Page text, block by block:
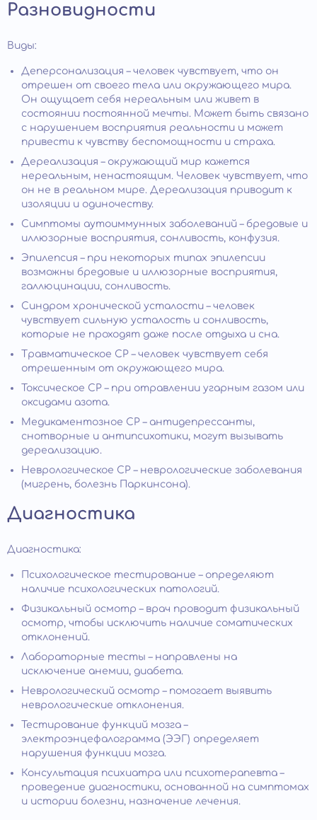
Разновидности
Виды:
Деперсонализация – человек чувствует, что он
отрешен от своего тела или окружающего мира.
Он ощущает себя нереальным или живет в
состоянии постоянной мечты. Может быть связано
с нарушением восприятия реальности и может
привести к чувству беспомощности и страха.
Дереализация – окружающий мир кажется
нереальным, ненастоящим. Человек чувствует, что
он не в реальном мире. Дереализация приводит к
изоляции и одиночеству.
Симптомы аутоиммунных заболеваний – бредовые и
иллюзорные восприятия, сонливость, конфузия.
Эпилепсия – при некоторых типах эпилепсии
возможны бредовые и иллюзорные восприятия,
галлюцинации, сонливость.
Синдром хронической усталости – человек
чувствует сильную усталость и сонливость,
которые не проходят даже после отдыха и сна.
Травматическое СР – человек чувствует себя
отрешенным от окружающего мира.
Токсическое СР – при отравлении угарным газом или
оксидами азота.
Медикаментозное СР – антидепрессанты,
снотворные и антипсихотики, могут вызывать
дереализацию.
Неврологическое СР – неврологические заболевания
(мигрень, болезнь Паркинсона).
Диагностика
Диагностика:
Психологическое тестирование – определяют
наличие психологических патологий.
Физикальный осмотр – врач проводит физикальный
осмотр, чтобы исключить наличие соматических
отклонений.
Лабораторные тесты – направлены на
исключение анемии, диабета.
Неврологический осмотр – помогает выявить
неврологические отклонения.
Тестирование функций мозга –
электроэнцефалограмма (ЭЭГ) определяет
нарушения функции мозга.
Консультация психиатра или психотерапевта –
проведение диагностики, основанной на симптомах
и истории болезни, назначение лечения.